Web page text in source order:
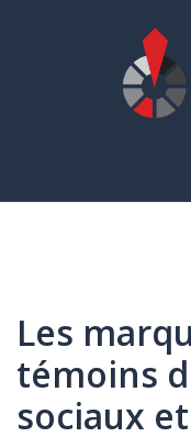
Les
témoins
sociaux